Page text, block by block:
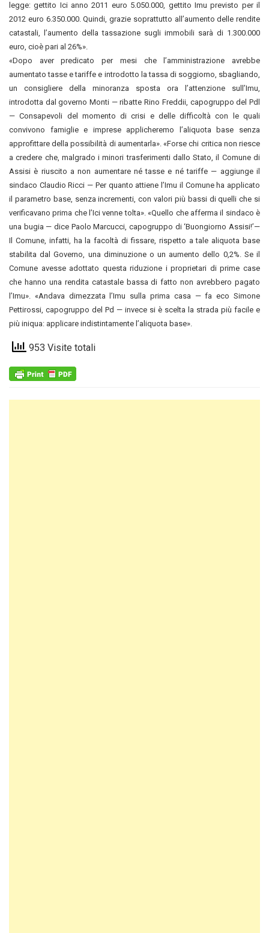
legge: gettito Ici anno 2011 euro 5.050.000, gettito Imu previsto per il
2012 euro 6.350.000. Quindi, grazie soprattutto all’aumento delle rendite
catastali, l’aumento della tassazione sugli immobili sarà di 1.300.000
euro, cioè pari al 26%».
«Dopo aver predicato per mesi che l’amministrazione avrebbe
aumentato tasse e tariffe e introdotto la tassa di soggiorno, sbagliando,
un consigliere della minoranza sposta ora l’attenzione sull’Imu,
introdotta dal governo Monti — ribatte Rino Freddii, capogruppo del Pdl
— Consapevoli del momento di crisi e delle difficoltà con le quali
convivono famiglie e imprese applicheremo l’aliquota base senza
approfittare della possibilità di aumentarla». «Forse chi critica non riesce
a credere che, malgrado i minori trasferimenti dallo Stato, il Comune di
Assisi è riuscito a non aumentare né tasse e né tariffe — aggiunge il
sindaco Claudio Ricci — Per quanto attiene l’Imu il Comune ha applicato
il parametro base, senza incrementi, con valori più bassi di quelli che si
verificavano prima che l’Ici venne tolta». «Quello che afferma il sindaco è
una bugia — dice Paolo Marcucci, capogruppo di ‘Buongiorno Assisi!’—
Il Comune, infatti, ha la facoltà di fissare, rispetto a tale aliquota base
stabilita dal Governo, una diminuzione o un aumento dello 0,2%. Se il
Comune avesse adottato questa riduzione i proprietari di prime case
che hanno una rendita catastale bassa di fatto non avrebbero pagato
l’Imu». «Andava dimezzata l’Imu sulla prima casa — fa eco Simone
Pettirossi, capogruppo del Pd — invece si è scelta la strada più facile e
più iniqua: applicare indistintamente l’aliquota base».
953 Visite totali